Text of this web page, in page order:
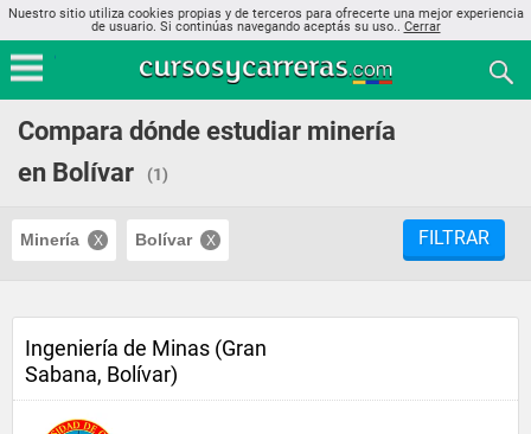
Nuestro sitio utiliza cookies propias y de terceros para ofrecerte una mejor experiencia
de usuario. Si continúas navegando aceptás su uso.. Cerrar
Compara dónde estudiar minería
en Bolívar
(1)
Minería Bolívar FILTRAR
Ingeniería de Minas (Gran
Sabana, Bolívar)